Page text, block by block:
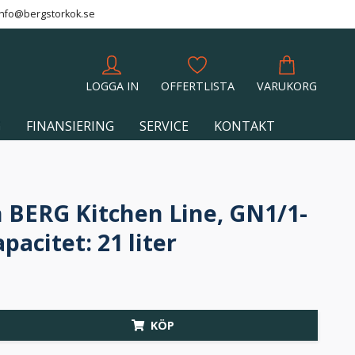
LOGGA IN OFFERTLISTA VARUKORG
FINANSIERING SERVICE KONTAKT
Kitchen Line, GN1/1-
21 liter
KÖP